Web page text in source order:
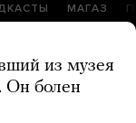
МАГАЗ
из музея
Он болен